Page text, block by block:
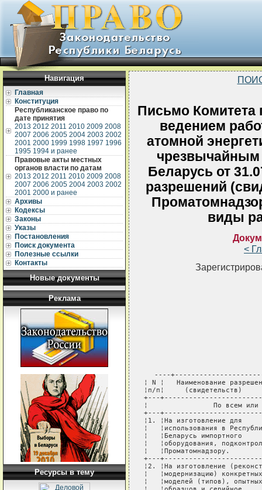
Навигация
Главная
Конституция
Республиканское право по
дате принятия
2013 2012 2011 2010 2009 2008
2007 2006 2005 2004 2003 2002
2001 2000 1999 1998 1997 1996
1995 1994 и ранее
Правовые акты местных
органов власти по датам
2013 2012 2011 2010 2009 2008
2007 2006 2005 2004 2003 2002
2001 2000 и ранее
Архивы
Кодексы
Законы
Указы
Постановления
Поиск документа
Полезные ссылки
Контакты
Новые документы
Реклама
Ресурсы в тему
Письмо Комитета
ведением
атомной
чрезвычайным
Беларусь от
разрешений
виды
<
----+-------------------------------+----------------+-----------
¦ N ¦   Наименование разрешений     ¦  Кто готовит   ¦Кто подписывает¦
¦п/п¦     (свидетельств)            ¦                ¦               ¦
+---+-------------------------------+----------------+---------------+
¦                По всем или нескольким видам надзора                ¦
+---+-------------------------------+----------------+---------------+
¦1. ¦На изготовление для            ¦  МОИ по КН и   ¦ Председатель  ¦
¦   ¦использования в Республике     ¦      ОПБ       ¦   или его     ¦
¦   ¦Беларусь импортного            ¦                ¦ заместитель   ¦
¦   ¦оборудования, подконтрольного  ¦                ¦               ¦
¦   ¦Проматомнадзору.               ¦                ¦               ¦
+---+-------------------------------+----------------+---------------+
¦2. ¦На изготовление (реконструкцию,¦ Межобластные   ¦ Председатель  ¦
¦   ¦модернизацию) конкретных       ¦  инспекции     ¦   или его     ¦
¦   ¦моделей (типов), опытных       ¦                ¦ заместитель   ¦
¦   ¦образцов и серийное            ¦                ¦               ¦
¦   ¦производство приборов,         ¦                ¦               ¦
¦   ¦устройств и оборудования для   ¦                ¦               ¦
¦   ¦поднадзорных производств и их  ¦                ¦               ¦
¦   ¦применение (использование).    ¦                ¦               ¦
+---+-------------------------------+----------------+---------------+
¦3. ¦На создание комиссии по        ¦  МОИ по КН и   ¦ Председатель  ¦
¦   ¦аттестации сварщиков.          ¦      ОПБ       ¦   или его     ¦
¦   ¦                               ¦                ¦ заместитель   ¦
+---+-------------------------------+----------------+---------------+
¦4. ¦На отступление от "Правил ..." ¦ Межобластные   ¦ Председатель  ¦
¦   ¦на срок свыше 6 месяцев.       ¦  инспекции     ¦   или его     ¦
¦   ¦                               ¦                ¦ заместитель   ¦
+---+-------------------------------+----------------+---------------+
¦5. ¦Специализированным учебным     ¦ Межобластные   ¦ Председатель  ¦
¦   ¦заведениям на подготовку,      ¦  инспекции     ¦   или его     ¦
¦   ¦переподготовку, повышение      ¦                ¦ заместитель   ¦
¦   ¦квалификации специалистов,     ¦                ¦               ¦
¦   ¦связанных с обслуживанием и    ¦                ¦               ¦
¦   ¦безопасной эксплуатацией       ¦                ¦               ¦
¦   ¦подконтрольных Проматомнадзору ¦                ¦               ¦
¦   ¦объектов.                      ¦                ¦               ¦
+---+-------------------------------+----------------+---------------+
¦6. ¦Предприятиям (лабораториям) на ¦  МОИ по КН и   ¦ Председатель  ¦
¦   ¦контроль качества сварочных    ¦   ОПБ, МОИ     ¦   или его     ¦
¦   ¦работ физическими и            ¦газотехническая ¦ заместитель   ¦
¦   ¦механическими методами.        ¦                ¦               ¦
+---+-------------------------------+----------------+---------------+
¦7. ¦На право разработки декларации ¦ Межобластные   ¦ Председатель  ¦
¦   ¦безопасности производственных  ¦  инспекции     ¦   или его     ¦
¦   ¦объектов и проведения их       ¦                ¦ заместитель   ¦
¦   ¦экспертизы.                    ¦                ¦               ¦
+---+-------------------------------+----------------+---------------+
¦8. ¦На право проведения технических¦  МОИ по КН и   ¦ Председатель  ¦
¦   ¦освидетельствований            ¦     ОПБ,       ¦   или его     ¦
¦   ¦грузоподъемных кранов, лифтов, ¦  экспертная    ¦ заместитель   ¦
¦   ¦сосудов, работающих под        ¦    служба      ¦               ¦
¦   ¦давлением.                     ¦                ¦               ¦
+---+-------------------------------+----------------+---------------+
¦9. ¦На пуск в работу (эксплуатацию)¦ Межобластные,